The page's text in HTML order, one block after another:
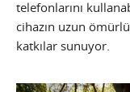
telefonlarını
cihazın uzun
katkılar sunuyor.